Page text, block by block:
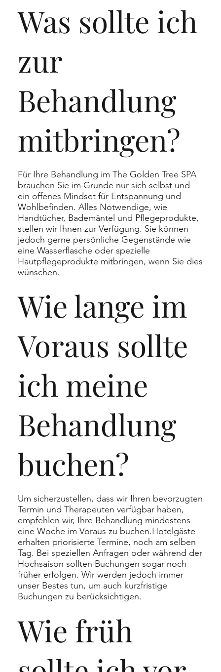
Für Ihre Behandlung im The Golden Tree SPA
brauchen Sie im Grunde nur sich selbst und
ein offenes Mindset für Entspannung und
Wohlbefinden. Alles Notwendige, wie
Handtücher, Bademäntel und Pflegeprodukte,
stellen wir Ihnen zur Verfügung. Sie können
jedoch gerne persönliche Gegenstände wie
eine Wasserflasche oder spezielle
Hautpflegeprodukte mitbringen, wenn Sie dies
wünschen.
Was sollte ich
zur
Behandlung
mitbringen?
Um sicherzustellen, dass wir Ihren bevorzugten
Termin und Therapeuten verfügbar haben,
empfehlen wir, Ihre Behandlung mindestens
eine Woche im Voraus zu buchen.Hotelgäste
erhalten priorisierte Termine, noch am selben
Tag. Bei speziellen Anfragen oder während der
Hochsaison sollten Buchungen sogar noch
früher erfolgen. Wir werden jedoch immer
unser Bestes tun, um auch kurzfristige
Buchungen zu berücksichtigen.
Wie lange im
Voraus sollte
ich meine
Behandlung
buchen?
Wie früh